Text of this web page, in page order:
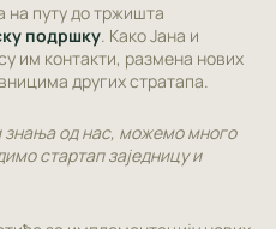
на путу до тржишта
подршку. Како Јана и
им контакти, размена нових
других стратапа.
знања од нас, можемо много
стартап заједницу и